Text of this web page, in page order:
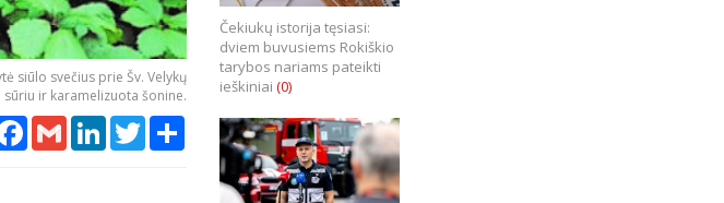
siūlo svečius prie Šv. Velykų
ir karamelizuota šonine.
Facebook
GmailLinkedInTwitterShare
Čekiukų istorija tęsiasi:
dviem buvusiems Rokiškio
tarybos nariams pateikti
ieškiniai (0)